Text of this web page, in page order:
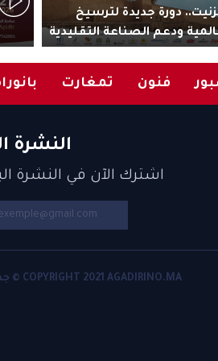
دورة جديدة لترسيخ
ودعم الصناعة التقليدية
فنون تمغارت
النشرة
اشترك الآن في النشرة
COPYRIGHT 2021 AGADIRINO.MA © جميع الحقوق محفوظة